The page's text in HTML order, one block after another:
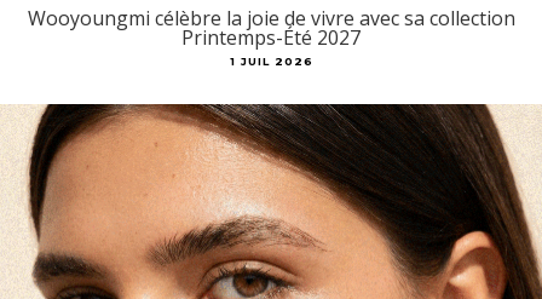
Wooyoungmi célèbre la joie de vivre avec sa collection
Printemps-Été 2027
1 JUIL 2026